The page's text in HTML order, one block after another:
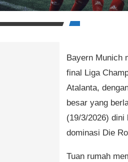
Bayern Munich
final Liga
Atalanta,
besar yang
(19/3/2026)
dominasi Die
Tuan rumah